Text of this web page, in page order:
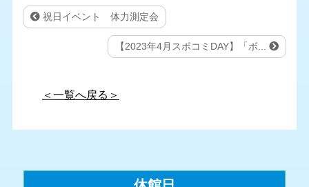
祝日イベント 体力測定会
【2023年4月スポコミDAY】「ボ...
＜一覧へ戻る＞